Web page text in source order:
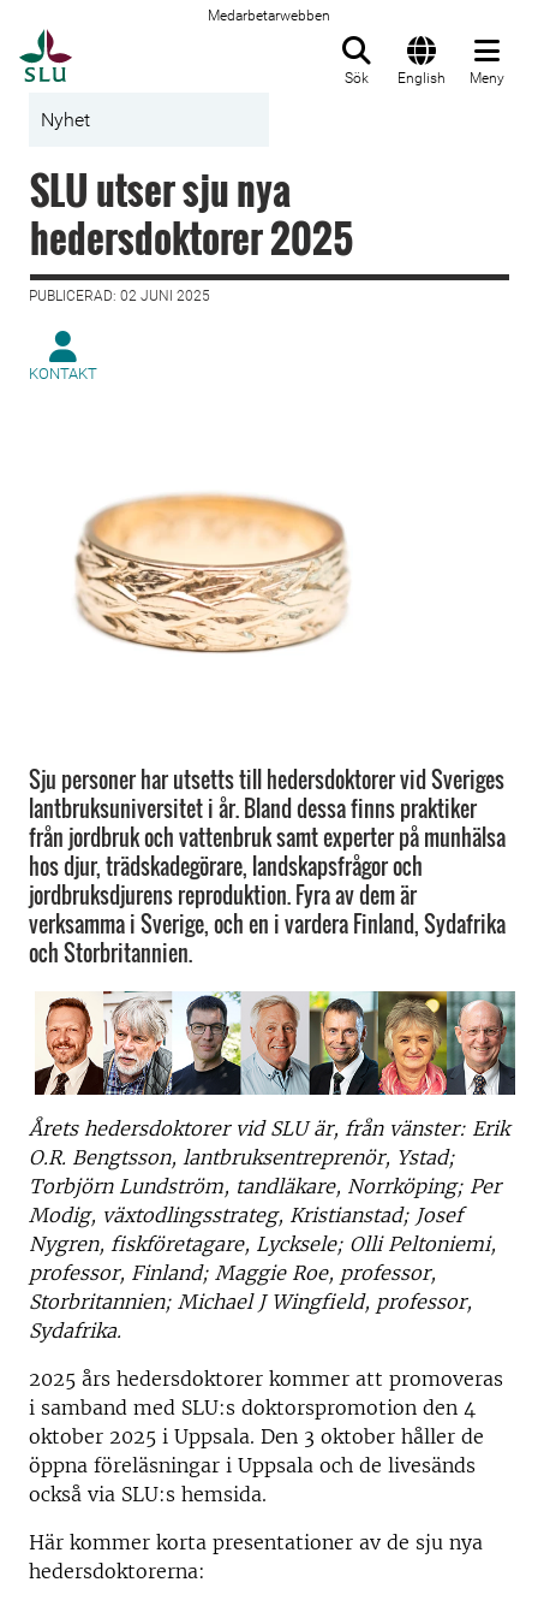
Medarbetarwebben
Sök English Meny
Nyhet
SLU utser sju nya
hedersdoktorer 2025
PUBLICERAD: 02 JUNI 2025
KONTAKT
Sju personer har utsetts till hedersdoktorer vid Sveriges
lantbruksuniversitet i år. Bland dessa finns praktiker
från jordbruk och vattenbruk samt experter på munhälsa
hos djur, trädskadegörare, landskapsfrågor och
jordbruksdjurens reproduktion. Fyra av dem är
verksamma i Sverige, och en i vardera Finland, Sydafrika
och Storbritannien.
Årets hedersdoktorer vid SLU är, från vänster: Erik
O.R. Bengtsson, lantbruksentreprenör, Ystad;
Torbjörn Lundström, tandläkare, Norrköping; Per
Modig, växtodlingsstrateg, Kristianstad; Josef
Nygren, fiskföretagare, Lycksele; Olli Peltoniemi,
professor, Finland; Maggie Roe, professor,
Storbritannien; Michael J Wingfield, professor,
Sydafrika.
2025 års hedersdoktorer kommer att promoveras
i samband med SLU:s doktorspromotion den 4
oktober 2025 i Uppsala. Den 3 oktober håller de
öppna föreläsningar i Uppsala och de livesänds
också via SLU:s hemsida.
Här kommer korta presentationer av de sju nya
hedersdoktorerna: